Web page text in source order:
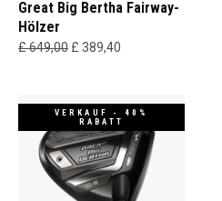
Great Big Bertha Fairway-
Hölzer
£ 649,00 £ 389,40
VERKAUF - 40%
RABATT